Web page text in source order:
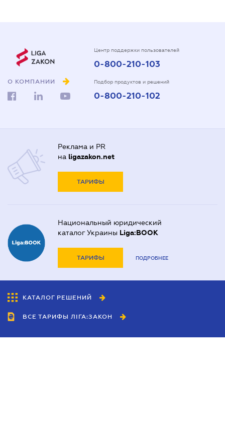
О КОМПАНИИ
Центр поддержки пользователей
0-800-210-103
Подбор продуктов и решений
0-800-210-102
Реклама и PR
на ligazakon.net
ТАРИФЫ
Национальный юридический
каталог Украины Liga:BOOK
ТАРИФЫ ПОДРОБНЕЕ
КАТАЛОГ РЕШЕНИЙ
ВСЕ ТАРИФЫ ЛІГА:ЗАКОН